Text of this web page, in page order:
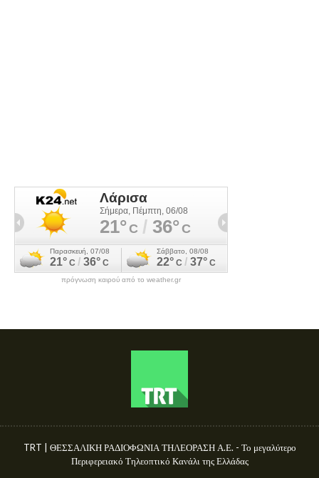
πρόγνωση καιρού από το weather.gr
TRT | ΘΕΣΣΑΛΙΚΗ ΡΑΔΙΟΦΩΝΙΑ ΤΗΛΕΟΡΑΣΗ Α.Ε. - Το μεγαλύτερο
Περιφερειακό Τηλεοπτικό Κανάλι της Ελλάδας